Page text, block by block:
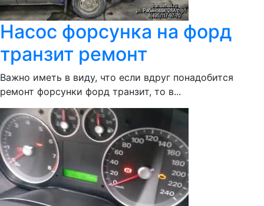
Насос форсунка на форд
транзит ремонт
Важно иметь в виду, что если вдруг понадобится
ремонт форсунки форд транзит, то в...